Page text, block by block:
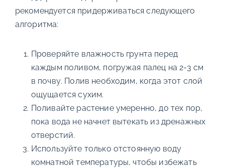
рекомендуется придерживаться следующего
алгоритма:
Проверяйте влажность грунта перед
каждым поливом, погружая палец на 2-3 см
в почву. Полив необходим, когда этот слой
ощущается сухим.
Поливайте растение умеренно, до тех пор,
пока вода не начнет вытекать из дренажных
отверстий.
Используйте только отстоянную воду
комнатной температуры, чтобы избежать